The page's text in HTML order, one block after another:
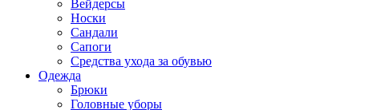
Вейдерсы
Носки
Сандали
Сапоги
Средства ухода за обувью
Одежда
Брюки
Головные уборы